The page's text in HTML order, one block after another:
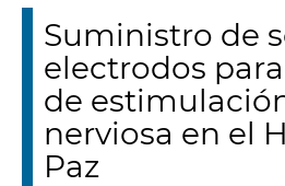
Suministro de
electrodos
de
nerviosa en el
Paz